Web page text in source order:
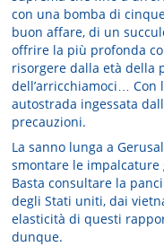
con una bomba di
buon affare, di un
offrire la più profonda
risorgere dalla età della
dell’arricchiamoci… Con
autostrada ingessata
precauzioni.
La sanno lunga a
smontare le
Basta consultare la
degli Stati uniti, dai
elasticità di questi
dunque.